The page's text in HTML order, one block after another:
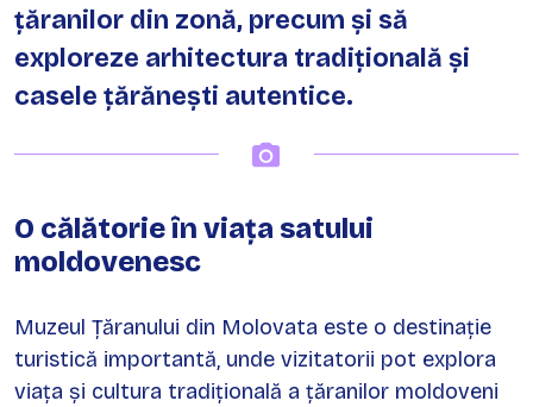
țăranilor din zonă, precum și să
exploreze arhitectura tradițională și
casele țărănești autentice.
O călătorie în viața satului
moldovenesc
Muzeul Țăranului din Molovata este o destinație
turistică importantă, unde vizitatorii pot explora
viața și cultura tradițională a țăranilor moldoveni